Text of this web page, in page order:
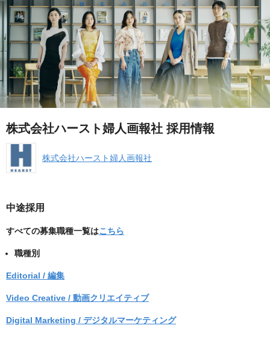
株式会社ハースト婦人画報社 採用情報
株式会社ハースト婦人画報社
中途採用
すべての募集職種一覧はこちら
職種別
Editorial / 編集
Video Creative / 動画クリエイティブ
Digital Marketing / デジタルマーケティング